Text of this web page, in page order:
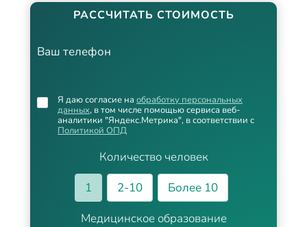
РАССЧИТАТЬ СТОИМОСТЬ
Ваш телефон
Количество человек
1
2-10
Более 10
Медицинское образование
Я даю согласие на обработку персональных
данных, в том числе помощью сервиса веб-
аналитики "Яндекс.Метрика", в соответствии с
Политикой ОПД